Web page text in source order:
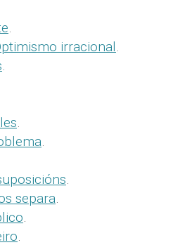
.
irracional.
.
.
.
.
separa.
.
.